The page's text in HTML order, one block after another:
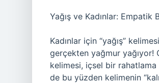
Yağış ve Kadınlar: Empatik
Kadınlar için “yağış”
gerçekten yağmur yağıyor!
kelimesi, içsel bir
de bu yüzden kelimenin